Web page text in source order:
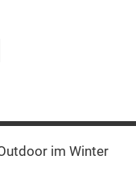
im Winter